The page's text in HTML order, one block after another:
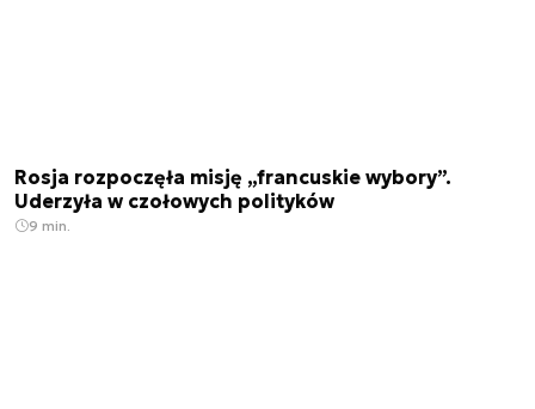
Rosja rozpoczęła misję „francuskie wybory”.
Uderzyła w czołowych polityków
9 min.